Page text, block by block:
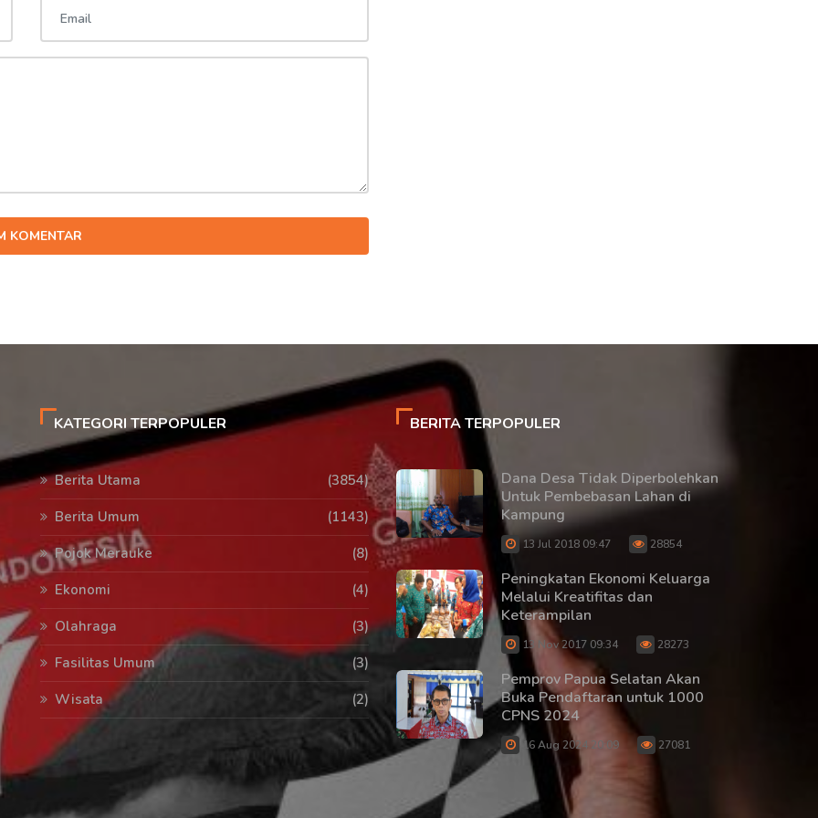
KOMENTAR
KATEGORI TERPOPULER
Berita Utama
(3854)
Berita Umum
(1143)
Pojok Merauke
(8)
Ekonomi
(4)
Olahraga
(3)
Fasilitas Umum
(3)
Wisata
(2)
BERITA TERPOPULER
Dana Desa Tidak Diperbolehkan
Untuk Pembebasan Lahan di
Kampung
13 Jul 2018 09:47 28854
Peningkatan Ekonomi Keluarga
Melalui Kreatifitas dan
Keterampilan
13 Nov 2017 09:34 28273
Pemprov Papua Selatan Akan
Buka Pendaftaran untuk 1000
CPNS 2024
16 Aug 2024 20:09 27081